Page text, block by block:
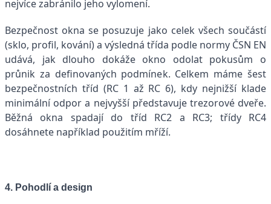
nejvíce zabránilo jeho vylomení.
Bezpečnost okna se posuzuje jako celek všech součástí
(sklo, profil, kování) a výsledná třída podle normy ČSN EN
udává, jak dlouho dokáže okno odolat pokusům o
průnik za definovaných podmínek. Celkem máme šest
bezpečnostních tříd (RC 1 až RC 6), kdy nejnižší klade
minimální odpor a nejvyšší představuje trezorové dveře.
Běžná okna spadají do tříd RC2 a RC3; třídy RC4
dosáhnete například použitím mříží.
4. Pohodlí a design